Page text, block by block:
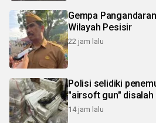
Gempa
Wilayah Pesisir
22 jam lalu
Polisi selidiki
"airsoft gun"
14 jam lalu